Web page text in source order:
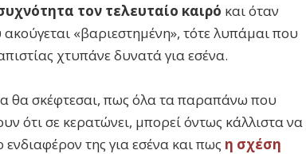
τον τελευταίο καιρό και όταν
«βαριεστημένη», τότε λυπάμαι που
χτυπάνε δυνατά για εσένα.
θα σκέφτεσαι, πως όλα τα παραπάνω που
ότι σε κερατώνει, μπορεί όντως κάλλιστα να
της για εσένα και πως η σχέση